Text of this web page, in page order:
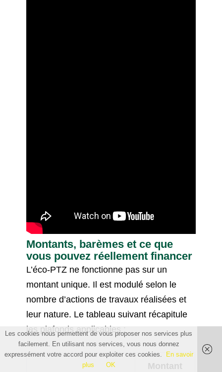
Montants, barèmes et ce que
vous pouvez réellement financer
L’éco-PTZ ne fonctionne pas sur un
montant unique. Il est modulé selon le
nombre d’actions de travaux réalisées et
leur nature. Le tableau suivant récapitule
les plafonds applicables :
Montant
Les cookies nous permettent de vous proposer nos services plus
facilement. En utilisant nos services, vous nous donnez
expressément votre accord pour exploiter ces cookies.
En savoir
plus
OK